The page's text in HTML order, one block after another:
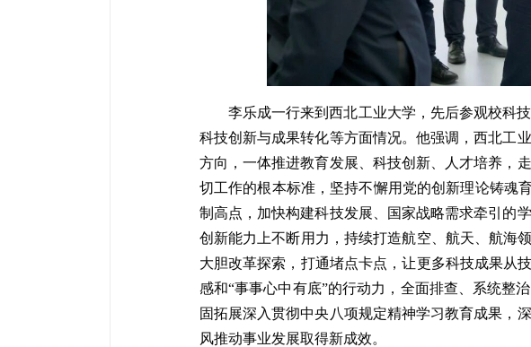
李乐成一行来到西北工业大学，先后参观校科
科技创新与成果转化等方面情况。他强调，西北工
方向，一体推进教育发展、科技创新、人才培养，
切工作的根本标准，坚持不懈用党的创新理论铸魂
制高点，加快构建科技发展、国家战略需求牵引的
创新能力上不断用力，持续打造航空、航天、航海
大胆改革探索，打通堵点卡点，让更多科技成果从
感和“事事心中有底”的行动力，全面排查、系统整
固拓展深入贯彻中央八项规定精神学习教育成果，
风推动事业发展取得新成效。